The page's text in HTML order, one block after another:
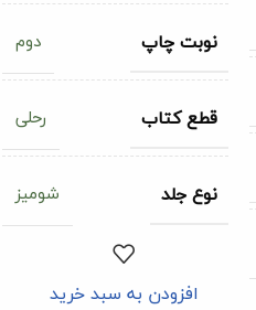
نوبت چاپ دوم
قطع کتاب رحلی
نوع جلد شومیز
افزودن به سبد خرید